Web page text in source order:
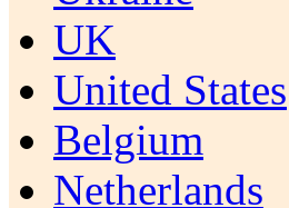
UK
United States
Belgium
Netherlands